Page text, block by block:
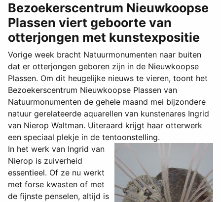
Bezoekerscentrum Nieuwkoopse
Plassen viert geboorte van
otterjongen met kunstexpositie
Vorige week bracht Natuurmonumenten naar buiten
dat er otterjongen geboren zijn in de Nieuwkoopse
Plassen. Om dit heugelijke nieuws te vieren, toont het
Bezoekerscentrum Nieuwkoopse Plassen van
Natuurmonumenten de gehele maand mei bijzondere
natuur gerelateerde aquarellen van kunstenares Ingrid
van Nierop Waltman. Uiteraard krijgt haar otterwerk
een speciaal plekje in de tentoonstelling.
In het werk van Ingrid van
Nierop is zuiverheid
essentieel. Of ze nu werkt
met forse kwasten of met
de fijnste penselen, altijd is